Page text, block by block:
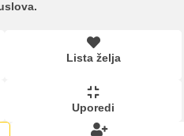
Lista želja
Uporedi
Upoređeni